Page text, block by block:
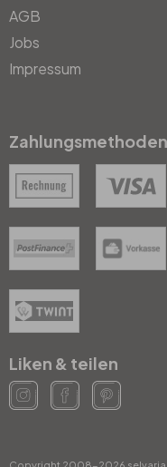
AGB
Jobs
Impressum
Zahlungsmethoden
Liken & teilen